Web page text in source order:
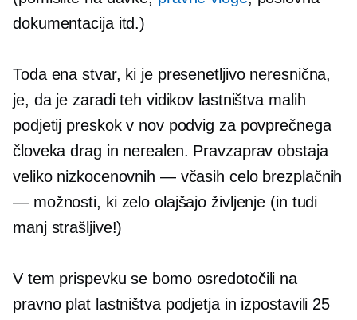
dokumentacija itd.)
Toda ena stvar, ki je presenetljivo neresnična,
je, da je zaradi teh vidikov lastništva malih
podjetij preskok v nov podvig za povprečnega
človeka drag in nerealen. Pravzaprav obstaja
veliko nizkocenovnih — včasih celo brezplačnih
— možnosti, ki zelo olajšajo življenje (in tudi
manj strašljive!)
V tem prispevku se bomo osredotočili na
pravno plat lastništva podjetja in izpostavili 25